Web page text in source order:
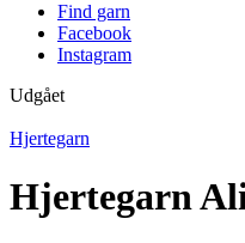
Find garn
Facebook
Instagram
Udgået
Hjertegarn
Hjertegarn